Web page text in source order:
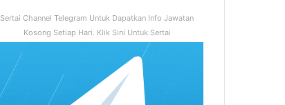
Sertai Channel Telegram Untuk Dapatkan Info Jawatan
Kosong Setiap Hari. Klik Sini Untuk Sertai